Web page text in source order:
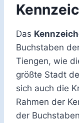
Das
Buchstaben
Tiengen, wie
größte Stadt
sich auch die
Rahmen der
der